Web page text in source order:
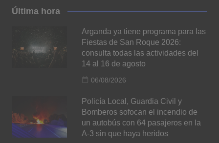
Última hora
Arganda ya tiene programa para las
Fiestas de San Roque 2026:
consulta todas las actividades del
14 al 16 de agosto
06/08/2026
Policía Local, Guardia Civil y
Bomberos sofocan el incendio de
un autobús con 64 pasajeros en la
A-3 sin que haya heridos